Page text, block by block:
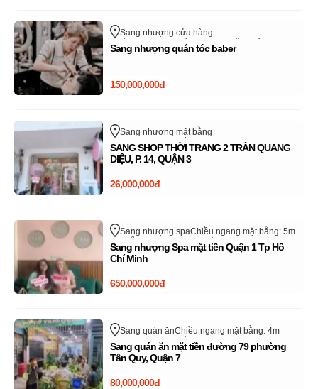
Sang nhượng cửa hàng
Chiều ngang mặt bằng: 5m
Nguyễn Xiển
Quận 9 - TP Thủ ĐứcHồ Chí Minh
Sang nhượng quán tóc baber
150,000,000đ
Sang nhượng mặt bằng
Chiều ngang mặt bằng: 4mTrần Quang Diệu
Quận 3Hồ Chí Minh
SANG SHOP THỜI TRANG 2 TRẦN QUANG
DIỆU, P. 14, QUẬN 3
26,000,000đ
Sang nhượng spaChiều ngang mặt bằng: 5m
Nguyễn Cư TrinhQuận 1 Hồ Chí Minh
Sang nhượng Spa mặt tiền Quận 1 Tp Hồ
Chí Minh
650,000,000đ
Sang quán ănChiều ngang mặt bằng: 4m
Đường 79 Quận 7 Hồ Chí Minh
Sang quán ăn mặt tiền đường 79 phường
Tân Quy, Quận 7
80,000,000đ